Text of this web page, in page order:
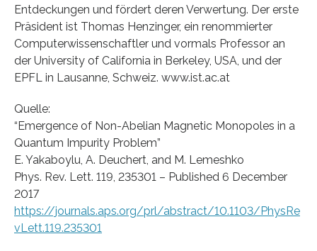
Entdeckungen und fördert deren Verwertung. Der erste
Präsident ist Thomas Henzinger, ein renommierter
Computerwissenschaftler und vormals Professor an
der University of California in Berkeley, USA, und der
EPFL in Lausanne, Schweiz. www.ist.ac.at
Quelle:
“Emergence of Non-Abelian Magnetic Monopoles in a
Quantum Impurity Problem”
E. Yakaboylu, A. Deuchert, and M. Lemeshko
Phys. Rev. Lett. 119, 235301 – Published 6 December
2017
https://journals.aps.org/prl/abstract/10.1103/PhysRe
vLett.119.235301